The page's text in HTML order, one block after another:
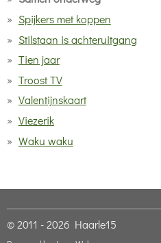
Spijkers met koppen
Stilstaan is achteruitgang
Tien jaar
Troost TV
Valentijnskaart
Viezerik
Waku waku
© 2011 - 2026 Haarle15